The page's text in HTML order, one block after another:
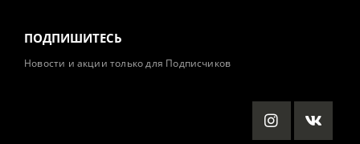
ПОДПИШИТЕСЬ
Новости и акции только для Подписчиков